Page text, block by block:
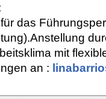
das
mit
an :